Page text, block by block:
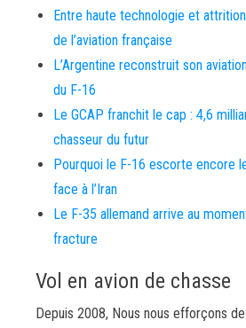
Entre haute technologie et
de l’aviation française
L’Argentine reconstruit son
du F-16
Le GCAP franchit le cap : 4,6
chasseur du futur
Pourquoi le F-16 escorte encore
face à l’Iran
Le F-35 allemand arrive au
fracture
Vol en avion de chasse
Depuis 2008, Nous nous efforçons